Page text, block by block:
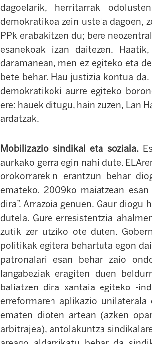
dagoelarik, herritarrak
demokratikoa zein ustela dagoen,
PPk erabakitzen du; bere
esanekoak izan daitezen.
daramanean, men ez egiteko eta
bete behar. Hau justizia kontua
demokratikoki aurre egiteko
ere: hauek ditugu, hain zuzen, Lan
ardatzak.
Mobilizazio sindikal eta soziala.
aurkako gerra egin nahi dute.
orokorrarekin erantzun behar
emateko. 2009ko maiatzean
dira”. Arrazoia genuen. Gaur
dutela. Gure erresistentzia
zutik zer utziko ote duten.
politikak egitera behartuta egon
patronalari esan behar zaio
langabeziak eragiten duen
baliatzen dira xantaia egiteko -
erreformaren aplikazio
ematen dioten artean (azken
arbitrajea), antolakuntza